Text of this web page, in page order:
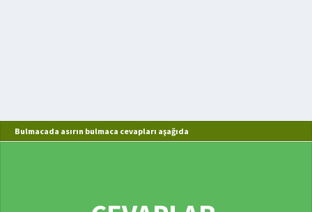
Bulmacada asırın bulmaca cevapları aşağıda